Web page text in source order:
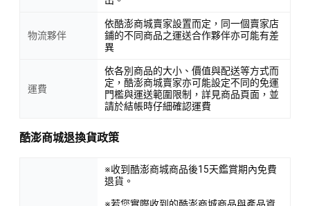
物流夥伴
依酷澎商城賣家設置而定，同一個賣家店
鋪的不同商品之運送合作夥伴亦可能有差
異
運費
依各別商品的大小、價值與配送等方式而
定，酷澎商城賣家亦可能設定不同的免運
門檻與運送範圍限制，詳見商品頁面，並
請於結帳時仔細確認運費
酷澎商城退換貨政策
※收到酷澎商城商品後15天鑑賞期內免費
退貨。
※若您實際收到的酷澎商城商品與產品資